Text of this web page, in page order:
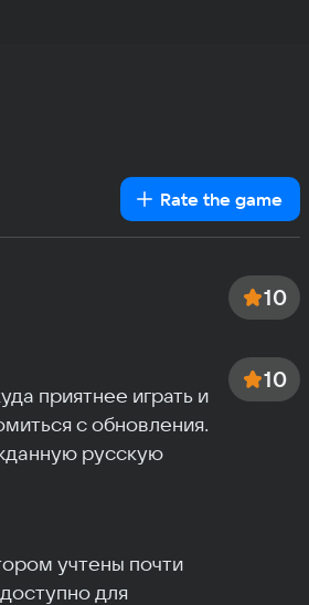
6 Gb
3.1 GB
German
Italian
Portuguese
Rate the game
10
10
приятнее играть и
с обновления.
русскую
учтены почти
для